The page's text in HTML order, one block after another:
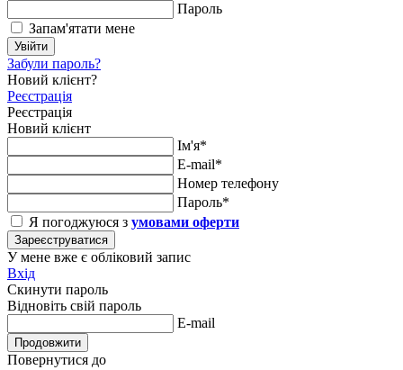
Пароль
Запам'ятати мене
Увійти
Забули пароль?
Новий клієнт?
Реєстрація
Реєстрація
Новий клієнт
Ім'я*
E-mail*
Номер телефону
Пароль*
Я погоджуюся з умовами оферти
Зареєструватися
У мене вже є обліковий запис
Вхід
Скинути пароль
Відновіть свій пароль
E-mail
Продовжити
Повернутися до